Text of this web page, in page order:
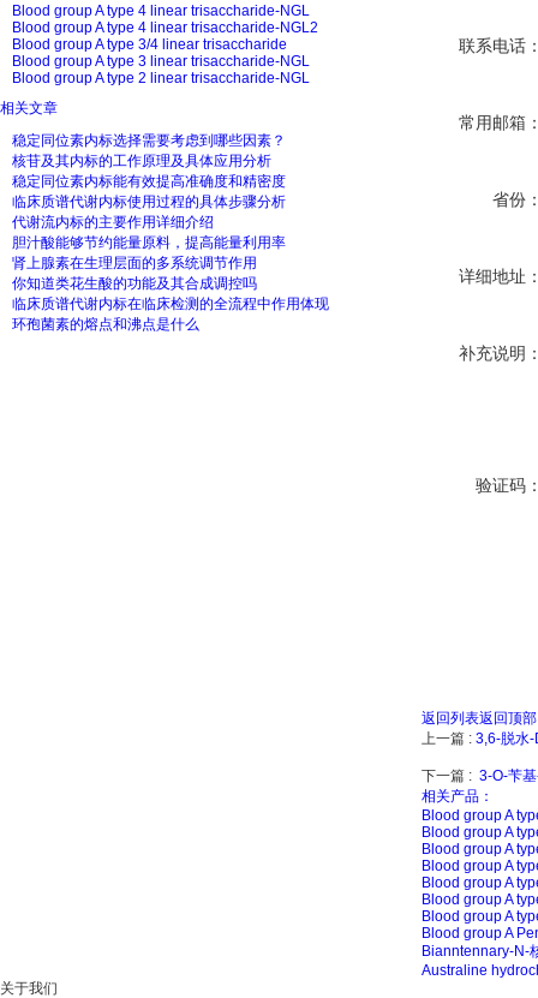
Blood group A type 4 linear trisaccharide-NGL
Blood group A type 4 linear trisaccharide-NGL2
Blood group A type 3/4 linear trisaccharide
Blood group A type 3 linear trisaccharide-NGL
Blood group A type 2 linear trisaccharide-NGL
相关文章
稳定同位素内标选择需要考虑到哪些因素？
核苷及其内标的工作原理及具体应用分析
稳定同位素内标能有效提高准确度和精密度
临床质谱代谢内标使用过程的具体步骤分析
代谢流内标的主要作用详细介绍
胆汁酸能够节约能量原料，提高能量利用率
肾上腺素在生理层面的多系统调节作用
你知道类花生酸的功能及其合成调控吗
临床质谱代谢内标在临床检测的全流程中作用体现
环孢菌素的熔点和沸点是什么
联系电话
常用邮箱
省份
详细地址
补充说明
验证码
返回列表返回顶部
上一篇 : 3,6-脱水
下一篇 : 3-O-苄
相关产品：
Blood group A
Blood group A
Blood group A
Blood group A
Blood group A
Blood group A
Blood group A
Blood group A
Bianntennary-N-
Australine
关于我们